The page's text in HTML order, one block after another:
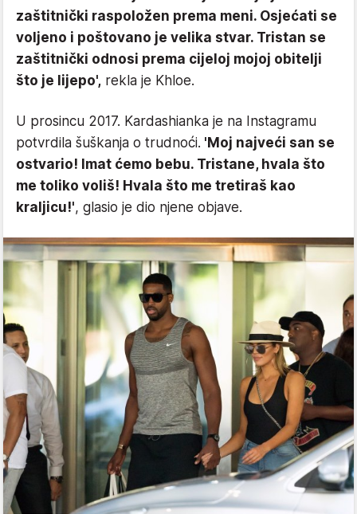
zaštitnički raspoložen prema meni. Osjećati se
voljeno i poštovano je velika stvar. Tristan se
zaštitnički odnosi prema cijeloj mojoj obitelji
što je lijepo', rekla je Khloe.
U prosincu 2017. Kardashianka je na Instagramu
potvrdila šuškanja o trudnoći. 'Moj najveći san se
ostvario! Imat ćemo bebu. Tristane, hvala što
me toliko voliš! Hvala što me tretiraš kao
kraljicu!', glasio je dio njene objave.